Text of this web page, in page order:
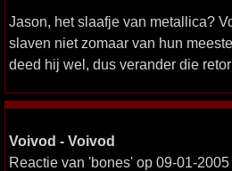
Jason, het slaafje van metallica?
slaven niet zomaar van hun
deed hij wel, dus verander die
Voivod - Voivod
Reactie van 'bones' op 09-01-